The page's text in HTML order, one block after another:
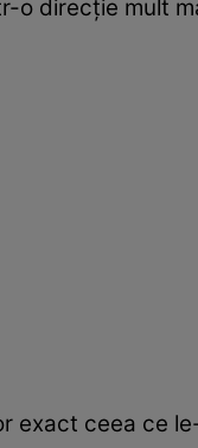
o direcție mult
exact ceea ce